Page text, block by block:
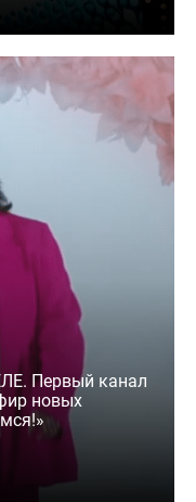
Первый канал
новых